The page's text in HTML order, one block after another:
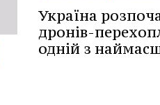
Україна
дронів-
одній з